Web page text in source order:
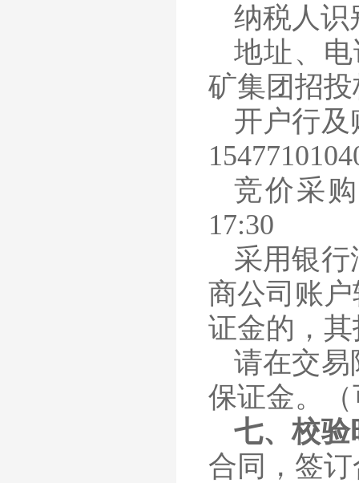
纳税人识
地址、
矿集团招投
开户行
竞价采购
17:30
采用银行
商公司账
证金的，
请在交易
保证金。
七、校验
合同，签